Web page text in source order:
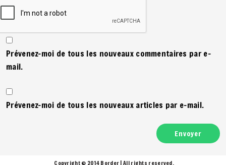
Prévenez-moi de tous les nouveaux commentaires par e-
mail.
Prévenez-moi de tous les nouveaux articles par e-mail.
Copyright © 2014 Border | All rights reserved.